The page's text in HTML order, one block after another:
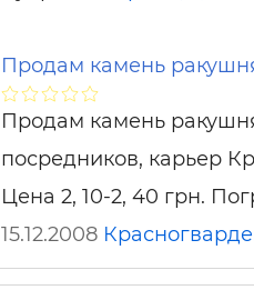
Продам камень
Продам камень
посредников, карьер
Цена 2, 10-2, 40 грн.
15.12.2008